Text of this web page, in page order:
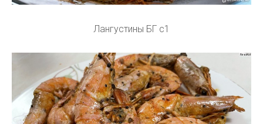
Лангустины БГ с1